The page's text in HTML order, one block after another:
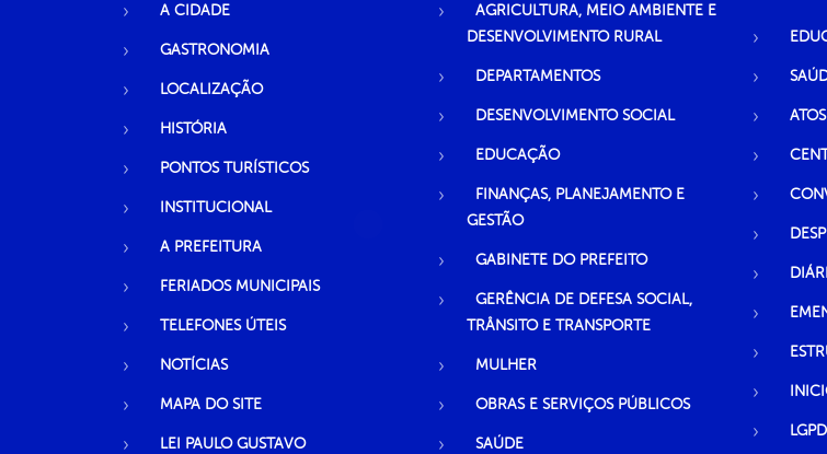
A CIDADE
GASTRONOMIA
LOCALIZAÇÃO
HISTÓRIA
PONTOS TURÍSTICOS
INSTITUCIONAL
A PREFEITURA
FERIADOS MUNICIPAIS
TELEFONES ÚTEIS
NOTÍCIAS
MAPA DO SITE
LEI PAULO GUSTAVO
AGRICULTURA, MEIO AMBIENTE E
DESENVOLVIMENTO RURAL
DEPARTAMENTOS
DESENVOLVIMENTO SOCIAL
EDUCAÇÃO
FINANÇAS, PLANEJAMENTO E
GESTÃO
GABINETE DO PREFEITO
GERÊNCIA DE DEFESA SOCIAL,
TRÂNSITO E TRANSPORTE
MULHER
OBRAS E SERVIÇOS PÚBLICOS
SAÚDE